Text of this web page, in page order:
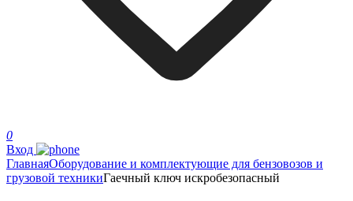
0
Вход
ГлавнаяОборудование и комплектующие для бензовозов и
грузовой техникиГаечный ключ искробезопасный